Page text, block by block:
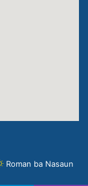
Roman ba Nasaun